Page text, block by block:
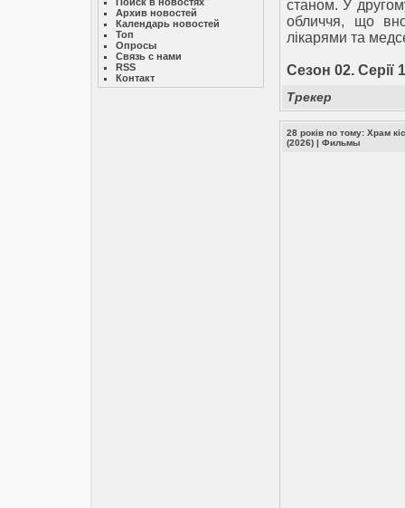
Архив новостей
Календарь новостей
Топ
Опросы
Связь с нами
RSS
Контакт
станом. У
обличчя, що
лікарями та
Сезон 02. Серії
Трекер
28 років по тому: Храм
(2026) | Фильмы